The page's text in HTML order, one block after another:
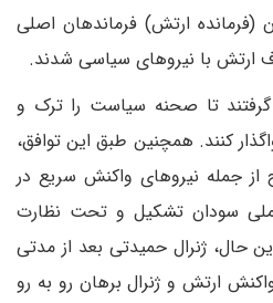
(فرمانده ارتش) فرماندهان اصلی
ارتش با نیروهای سیاسی شدند.
تا صحنه سیاست را ترک و
کنند. همچنین طبق این توافق،
از جمله نیروهای واکنش سریع در
سودان تشکیل و تحت نظارت
حال، ژنرال حمیدتی بعد از مدتی
ارتش و ژنرال برهان رو به رو